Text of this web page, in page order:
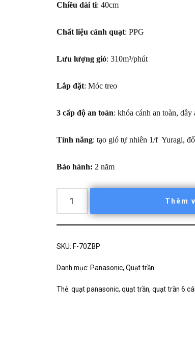
Chiều dài ti: 40cm
Chất liệu cánh quạt: PPG
Lưu lượng gió: 310m³/phút
Lắp đặt: Móc treo
3 cấp độ an toàn: khóa cánh an toàn, dây
Tính năng: tạo gió tự nhiên 1/f Yuragi,
Bảo hành: 2 năm
Thêm
SKU: F-70ZBP
Danh mục: Panasonic,Quạt trần
Thẻ:quạt panasonic,quạt trần,quạt trần 6